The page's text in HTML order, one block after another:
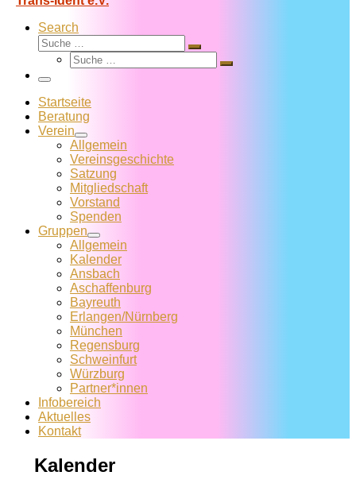
Search
Suche
Suche
Suche
Suche
Menü
Startseite
Beratung
Verein
Allgemein
Vereins­geschichte
Satzung
Mitglied­schaft
Vorstand
Spenden
Gruppen
Allgemein
Kalender
Ansbach
Aschaffenburg
Bayreuth
Erlangen/Nürnberg
München
Regensburg
Schweinfurt
Würzburg
Partner*innen
Infobereich
Aktuelles
Kontakt
Kalender